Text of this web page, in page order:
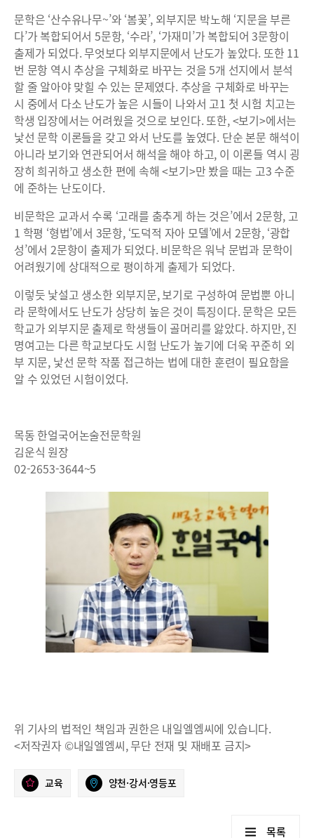
문학은 ‘산수유나무~’와 ‘봄꽃’, 외부지문 박노해 ‘지문을 부른
다’가 복합되어서 5문항, ‘수라’, ‘가재미’가 복합되어 3문항이
출제가 되었다. 무엇보다 외부지문에서 난도가 높았다. 또한 11
번 문항 역시 추상을 구체화로 바꾸는 것을 5개 선지에서 분석
할 줄 알아야 맞힐 수 있는 문제였다. 추상을 구체화로 바꾸는
시 중에서 다소 난도가 높은 시들이 나와서 고1 첫 시험 치고는
학생 입장에서는 어려웠을 것으로 보인다. 또한, <보기>에서는
낯선 문학 이론들을 갖고 와서 난도를 높였다. 단순 본문 해석이
아니라 보기와 연관되어서 해석을 해야 하고, 이 이론들 역시 굉
장히 희귀하고 생소한 편에 속해 <보기>만 봤을 때는 고3 수준
에 준하는 난도이다.
비문학은 교과서 수록 ‘고래를 춤추게 하는 것은’에서 2문항, 고
1 학평 ‘형법’에서 3문항, ‘도덕적 자아 모델’에서 2문항, ‘광합
성’에서 2문항이 출제가 되었다. 비문학은 워낙 문법과 문학이
어려웠기에 상대적으로 평이하게 출제가 되었다.
이렇듯 낯설고 생소한 외부지문, 보기로 구성하여 문법뿐 아니
라 문학에서도 난도가 상당히 높은 것이 특징이다. 문학은 모든
학교가 외부지문 출제로 학생들이 골머리를 앓았다. 하지만, 진
명여고는 다른 학교보다도 시험 난도가 높기에 더욱 꾸준히 외
부 지문, 낯선 문학 작품 접근하는 법에 대한 훈련이 필요함을
알 수 있었던 시험이었다.
목동 한얼국어논술전문학원
김운식 원장
02-2653-3644~5
위 기사의 법적인 책임과 권한은 내일엘엠씨에 있습니다.
<저작권자 ©내일엘엠씨, 무단 전재 및 재배포 금지>
교육 양천·강서·영등포
목록